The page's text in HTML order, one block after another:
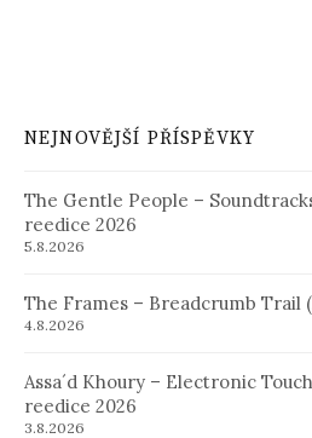
NEJNOVĚJŠÍ PŘÍSPĚVKY
The Gentle People –
reedice 2026
5.8.2026
The Frames – Breadcrumb Trail
4.8.2026
Assa´d Khoury – Electronic
reedice 2026
3.8.2026